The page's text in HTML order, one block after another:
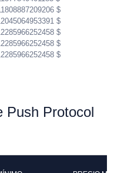
$
$
$
$
$
Push Protocol